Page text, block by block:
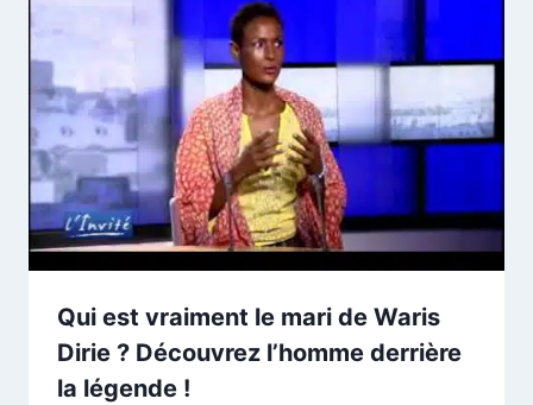
Qui est vraiment le mari de Waris
Dirie ? Découvrez l’homme derrière
la légende !